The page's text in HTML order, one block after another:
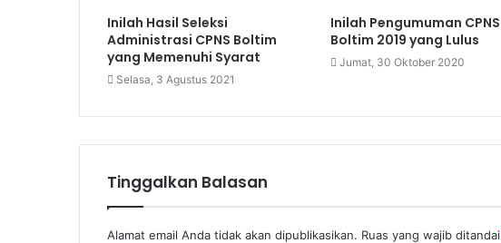
Inilah Hasil Seleksi
Administrasi CPNS Boltim
yang Memenuhi Syarat
Selasa, 3 Agustus 2021
Inilah Pengumuman CPNS
Boltim 2019 yang Lulus
Jumat, 30 Oktober 2020
Tinggalkan Balasan
Alamat email Anda tidak akan dipublikasikan. Ruas yang wajib ditandai